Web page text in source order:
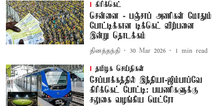
கிரிக்கெட்
சென்னை - பஞ்சாப் அணிகள் மோதும்
போட்டிக்கான டிக்கெட் விற்பனை
இன்று தொடக்கம்
தினத்தந்தி 30 Mar 2026 1 min read
தமிழக செய்திகள்
சேப்பாக்கத்தில் இந்தியா-ஜிம்பாப்வே
கிரிக்கெட் போட்டி: பயணிகளுக்கு
சலுகை வழங்கிய மெட்ரோ